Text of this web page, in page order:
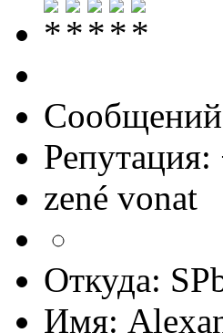
zené vonat
Откуда:
Имя: